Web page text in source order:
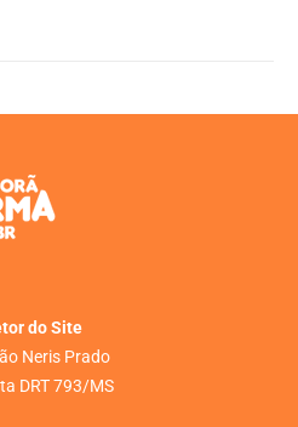
do Site
Neris Prado
DRT 793/MS